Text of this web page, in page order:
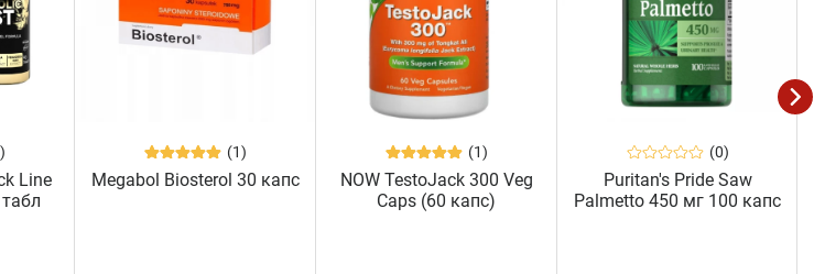
Line
(1)
Megabol Biosterol 30 капс
(1)
NOW TestoJack 300 Veg
Caps (60 капс)
(0)
Puritan's Pride Saw
Palmetto 450 мг 100 капс